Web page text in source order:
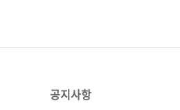
공지사항